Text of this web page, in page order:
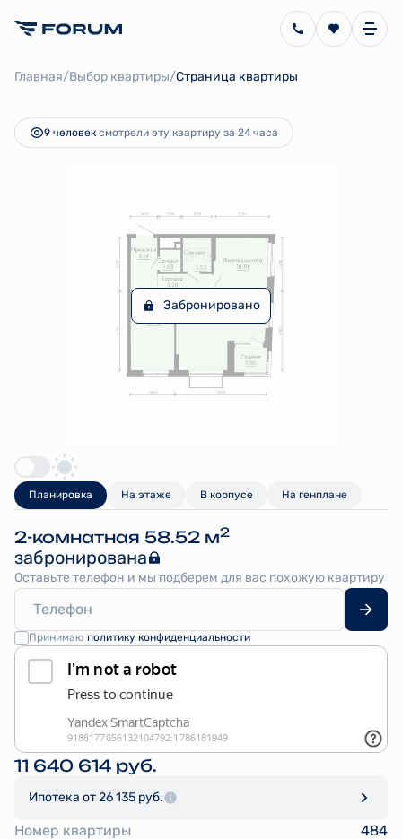
Главная/Выбор квартиры/Страница квартиры
Ипотекаот 26 135 руб.
9 человек смотрели эту квартиру за 24 часа
Забронировано
Планировка На этаже В корпусе На генплане
2-комнатная 58.52 м2
забронирована
Оставьте телефон и мы подберем для вас похожую квартиру
Принимаю политику конфиденциальности
11 640 614 руб.
Ипотека от 26 135 руб.
Номер квартиры 484